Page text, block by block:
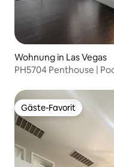
Wohnung in Las Vegas
PH5704 Penthouse |
Gäste-Favorit
Gäste-Favorit